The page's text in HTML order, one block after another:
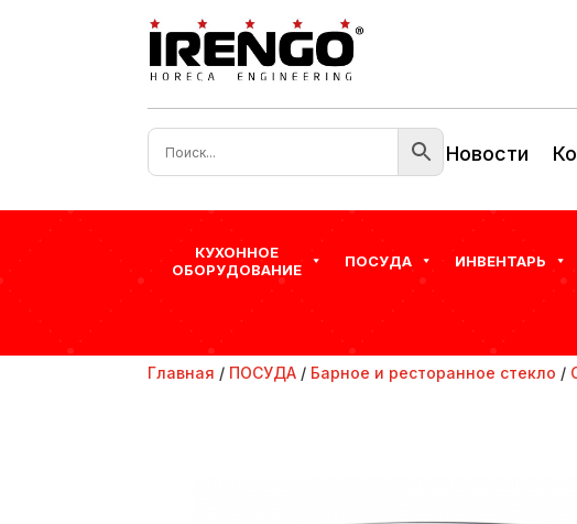
Новости
КУХОННОЕ
ОБОРУДОВАНИЕ
ПОСУДА ИНВЕНТАРЬ
Главная / ПОСУДА / Барное и ресторанное стекло /